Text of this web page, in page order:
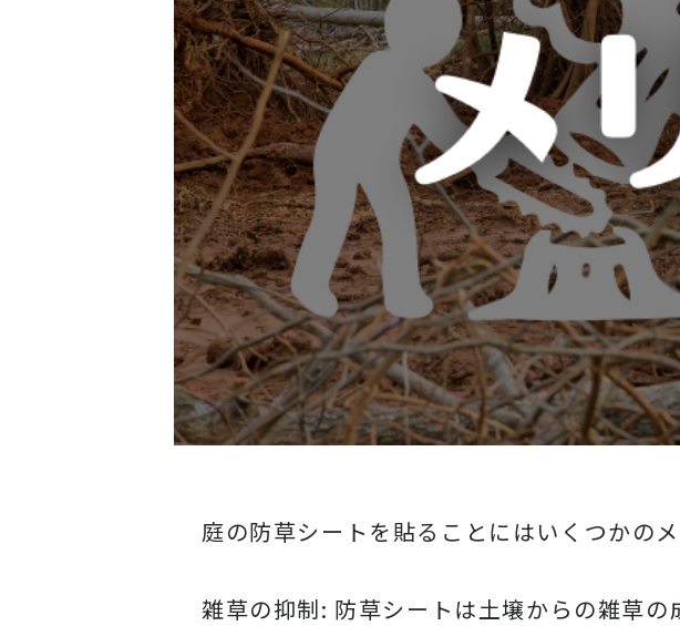
庭の防草シートを貼ることにはいくつかのメ
雑草の抑制: 防草シートは土壌からの雑草